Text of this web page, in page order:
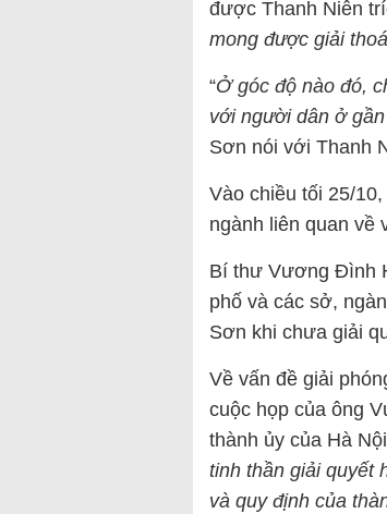
được Thanh Niên
mong được giải
“Ở góc độ nào đó,
với người dân ở
Sơn nói với Thanh
Vào chiều tối 25/
ngành liên quan về
Bí thư Vương Đình
phố và các sở,
Sơn khi chưa giải
Về vấn đề giải
cuộc họp của ông
thành ủy của Hà
tinh thần giải quyết
và quy định của